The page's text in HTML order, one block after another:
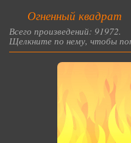
Огненный квадрат
Всего произведений: 91972.
Щелкните по нему, чтобы